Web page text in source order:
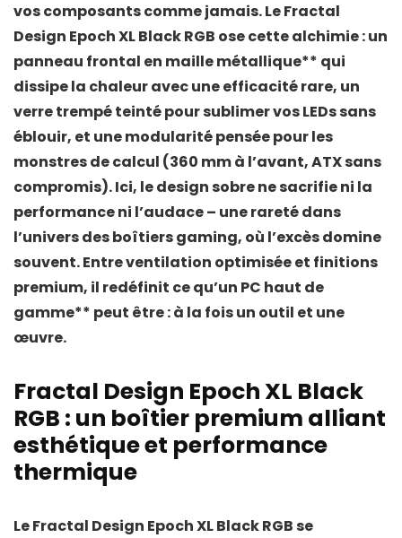
vos composants comme jamais. LeFractal
Design Epoch XL Black RGB ose cette alchimie : un
panneau frontal en maille métallique** qui
dissipe la chaleur avec une efficacité rare, un
verre trempé teinté pour sublimer vos LEDs sans
éblouir, et une modularité pensée pour les
monstres de calcul (360 mm à l’avant, ATX sans
compromis). Ici, le design sobre ne sacrifie ni la
performance ni l’audace – une rareté dans
l’univers des boîtiers gaming, où l’excès domine
souvent. Entre ventilation optimisée et finitions
premium, il redéfinit ce qu’un PC haut de
gamme** peut être : à la fois un outil et une
œuvre.
Fractal Design Epoch XL Black
RGB : un boîtier premium alliant
esthétique et performance
thermique
LeFractal Design Epoch XL Black RGBse